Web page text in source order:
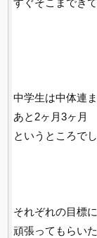
すぐそこまできて
中学生は中体連
あと2ヶ月3ヶ月
というところで
それぞれの目標
頑張ってもらい